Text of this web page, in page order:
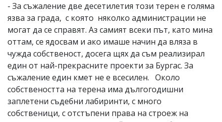
- За съжаление две десетилетия този терен е голяма
язва за града, с която няколко администрации не
могат да се справят. Аз самият всеки път, като мина
оттам, се ядосвам и ако имаше начин да вляза в
чужда собственост, досега щях да съм реализирал
един от най-прекрасните проекти за Бургас. За
съжаление един кмет не е всесилен. Около
собствеността на терена има дългогодишни
заплетени съдебни лабиринти, с много
собственици, с отстъпени права на строеж на